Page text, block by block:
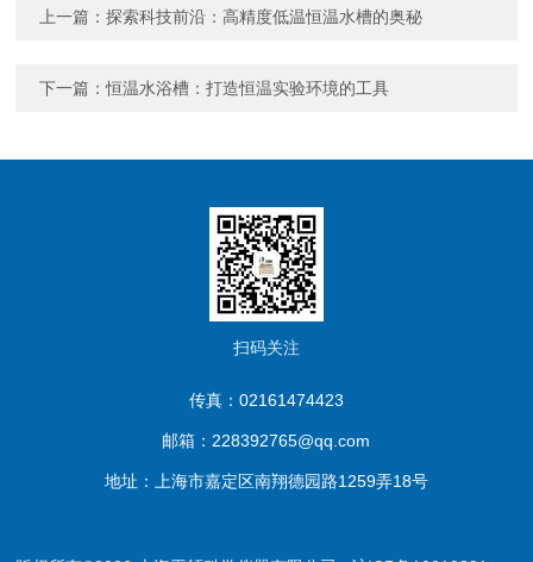
上一篇：探索科技前沿：高精度低温恒温水槽的奥秘
下一篇：恒温水浴槽：打造恒温实验环境的工具
扫码关注
传真：02161474423
邮箱：228392765@qq.com
地址：上海市嘉定区南翔德园路1259弄18号